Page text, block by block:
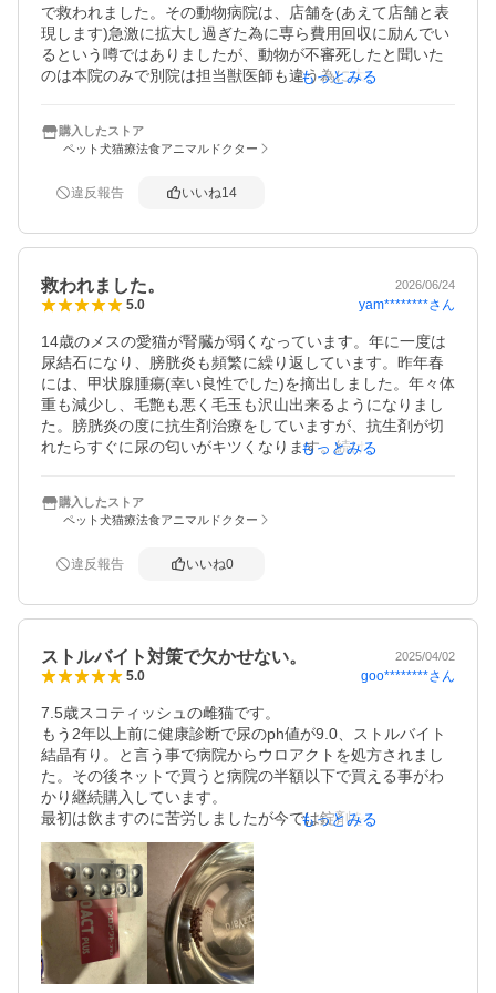
で救われました。その動物病院は、店舗を(あえて店舗と表
現します)急激に拡大し過ぎた為に専ら費用回収に励んでい
るという噂ではありましたが、動物が不審死したと聞いた
のは本院のみで別院は担当獣医師も違う為に大丈夫かと思
院に通い始める前はペットも元気だったことを思いだし、
不審に思って他でセカンドオピニオン、サードオピニオン
併用もないまま、あえて膀胱に細菌が大量に繁殖する処置
近く継続されており、自力排尿が再び出来るか、腎臓の機
膀胱機能のみならず腎臓機能も損なわれるそうです)すら危
ぶまれていたのですが、たまたま飼い主の判断でこちらと
大きな細菌繁殖を逃れていました。感謝しています。
もっとみる
購入したストア
ペット犬猫療法食アニマルドクター
違反報告 いいね14
救われました。 2026/06/24
5.0 yam********さん
14歳のメスの愛猫が腎臓が弱くなっています。年に一度は
尿結石になり、膀胱炎も頻繁に繰り返しています。昨年春
には、甲状腺腫瘍(幸い良性でした)を摘出しました。年々体
重も減少し、毛艶も悪く毛玉も沢山出来るようになりまし
た。膀胱炎の度に抗生剤治療をしていますが、抗生剤が切
れたらすぐに尿の匂いがキツくなります。続けて抗生剤を
良かったので藁をも掴む思いで購入しました。毎日ひとつ
飲ませ始めて、３日目には目に見えて尿の匂いが変わりま
は1日起きに飲ませることにしました。長年の悩みが一気に
ので！
もっとみる
購入したストア
ペット犬猫療法食アニマルドクター
違反報告 いいね0
ストルバイト対策で欠かせない。 2025/04/02
5.0 goo********さん
7.5歳スコティッシュの雌猫です。
もう2年以上前に健康診断で尿のph値が9.0、ストルバイト
結晶有り。と言う事で病院からウロアクトを処方されまし
た。その後ネットで買うと病院の半額以下で買える事がわ
かり継続購入しています。
最初は飲ますのに苦労しましたが今では錠剤を砕きウェッ
トフードに混ぜて何とか飲ます事が出来るようになりまし
た。
1ヶ月程でph値は7.0まで下がりストルバイトもなくなった
のですがウロアクトの投与を止めると再発。又投与量を1
錠/日に減らしたらこれも効果無し。
現在は2錠/日で土日は投与しない事にしています。定期検
査でもph値7.0、ストルバイト無しが続いていますのでこれ
を継続していきます。
もっとみる